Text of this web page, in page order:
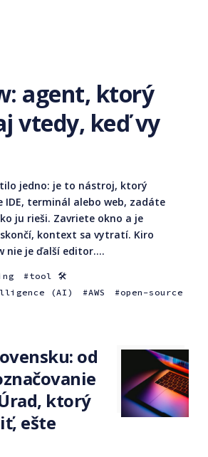
agent, ktorý
vtedy, keď vy
jedno: je to nástroj, ktorý
terminál alebo web, zadáte
ju rieši. Zavriete okno a je
kontext sa vytratí. Kiro
mení. Crew nie je ďalší editor....
tool 🛠
(AI)
AWS open-source
od
ktorý
ešte